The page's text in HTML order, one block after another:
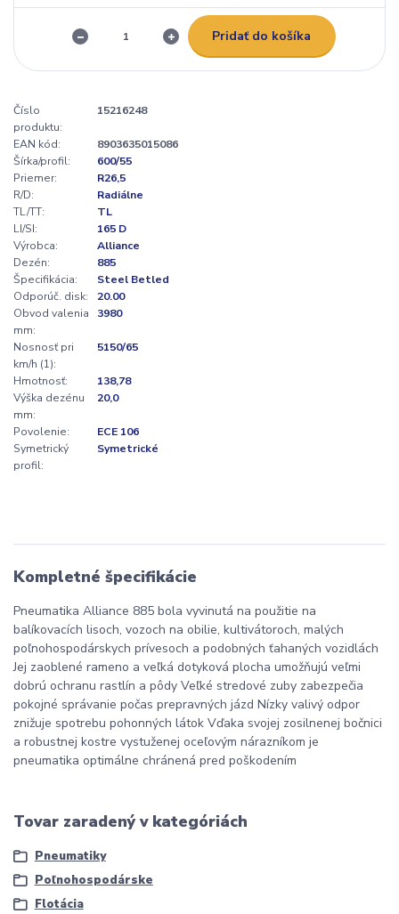
Pridať do košíka
Číslo
produktu:
15216248
EAN kód:
8903635015086
Šírka/profil:
600/55
Priemer:
R26,5
R/D:
Radiálne
TL/TT:
TL
LI/SI:
165 D
Výrobca:
Alliance
Dezén:
885
Špecifikácia:
Steel Betled
Odporúč. disk:
20.00
Obvod valenia
mm:
3980
Nosnosť pri
km/h (1):
5150/65
Hmotnosť:
138,78
Výška dezénu
mm:
20,0
Povolenie:
ECE 106
Symetrický
profil:
Symetrické
Kompletné špecifikácie
Pneumatika Alliance 885 bola vyvinutá na použitie na
balíkovacích lisoch, vozoch na obilie, kultivátoroch, malých
poľnohospodárskych prívesoch a podobných ťahaných vozidlách
Jej zaoblené rameno a veľká dotyková plocha umožňujú veľmi
dobrú ochranu rastlín a pôdy Veľké stredové zuby zabezpečia
pokojné správanie počas prepravných jázd Nízky valivý odpor
znižuje spotrebu pohonných látok Vďaka svojej zosilnenej bočnici
a robustnej kostre vystuženej oceľovým nárazníkom je
pneumatika optimálne chránená pred poškodením
Tovar zaradený v kategóriách
Pneumatiky
Poľnohospodárske
Flotácia